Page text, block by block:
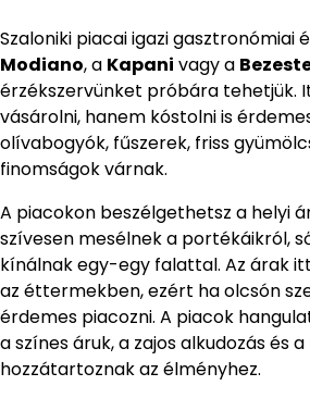
Szaloniki piacai igazi gasztronómiai
Modiano, a Kapani vagy a
érzékszervünket próbára tehetjük.
vásárolni, hanem kóstolni is
olívabogyók, fűszerek, friss
finomságok várnak.
A piacokon beszélgethetsz a helyi
szívesen mesélnek a portékáikról,
kínálnak egy-egy falattal. Az árak
az éttermekben, ezért ha olcsón
érdemes piacozni. A piacok
a színes áruk, a zajos alkudozás és
hozzátartoznak az élményhez.